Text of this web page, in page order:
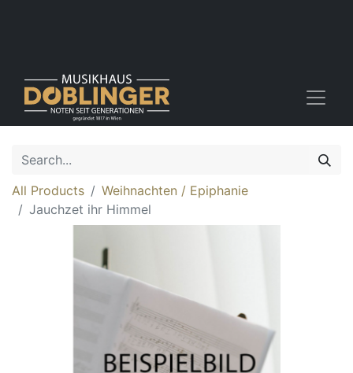
All Products
Weihnachten / Epiphanie
Jauchzet ihr Himmel